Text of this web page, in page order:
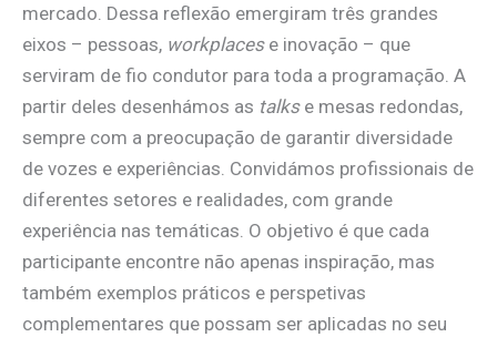
mercado. Dessa reflexão emergiram três grandes
eixos – pessoas, workplacese inovação – que
serviram de fio condutor para toda a programação. A
partir deles desenhámos as talkse mesas redondas,
sempre com a preocupação de garantir diversidade
de vozes e experiências. Convidámos profissionais de
diferentes setores e realidades, com grande
experiência nas temáticas. O objetivo é que cada
participante encontre não apenas inspiração, mas
também exemplos práticos e perspetivas
complementares que possam ser aplicadas no seu